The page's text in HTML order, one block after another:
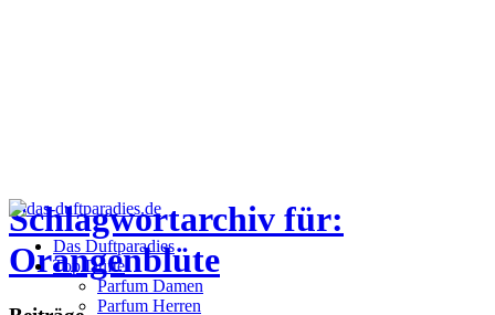
Das Duftparadies
Top Düfte
Parfum Damen
Parfum Herren
Schlagwortarchiv für:
Orangenblüte